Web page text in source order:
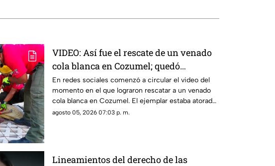
VIDEO: Así fue el rescate de un venado
cola blanca en Cozumel; quedó
atrapado en una malla ciclónica
En redes sociales comenzó a circular el video del
momento en el que lograron rescatar a un venado
cola blanca en Cozumel. El ejemplar estaba atorado
en una malla.
agosto 05, 2026 07:03 p. m.
Lineamientos del derecho de las